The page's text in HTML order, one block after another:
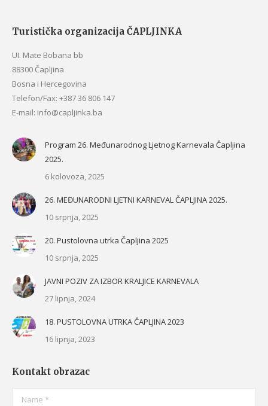
Turistička organizacija ČAPLJINKA
UI. Mate Bobana bb
88300 Čapljina
Bosna i Hercegovina
Telefon/Fax: +387 36 806 147
E-mail: info@capljinka.ba
Program 26. Međunarodnog Ljetnog Karnevala Čapljina
2025.
6 kolovoza, 2025
26. MEĐUNARODNI LJETNI KARNEVAL ČAPLJINA 2025.
10 srpnja, 2025
20. Pustolovna utrka Čapljina 2025
10 srpnja, 2025
JAVNI POZIV ZA IZBOR KRALJICE KARNEVALA
27 lipnja, 2024
18. PUSTOLOVNA UTRKA ČAPLJINA 2023
16 lipnja, 2023
Kontakt obrazac
Name *